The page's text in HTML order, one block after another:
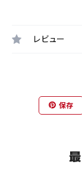
レビュー
保存